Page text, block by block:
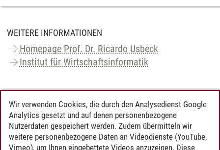
WEITERE INFORMATIONEN
Homepage Prof. Dr. Ricardo Usbeck
Institut für Wirtschaftsinformatik
KONTAKT
Prof. Dr. Ricardo Usbeck
Wir verwenden Cookies, die durch den Analysedienst Google
Analytics gesetzt und auf denen personenbezogene
Nutzerdaten gespeichert werden. Zudem übermitteln wir
weitere personenbezogene Daten an Videodienste (YouTube,
Vimeo), um Ihnen eingebettete Videos anzuzeigen. Diese